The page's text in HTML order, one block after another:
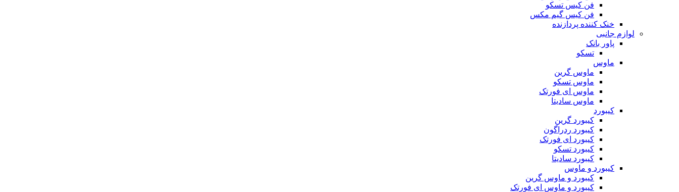
فن کیس تسکو
فن کیس گیم مکس
خنک کننده پردازنده
لوازم جانبی
پاور بانک
تسکو
ماوس
ماوس گرین
ماوس تسکو
ماوس ای فورتک
ماوس سادیتا
کیبورد
کیبورد گرین
کیبورد ردراگون
کیبورد ای فورتک
کیبورد تسکو
کیبورد سادیتا
کیبورد و ماوس
کیبورد و ماوس گرین
کیبورد و ماوس ای فورتک